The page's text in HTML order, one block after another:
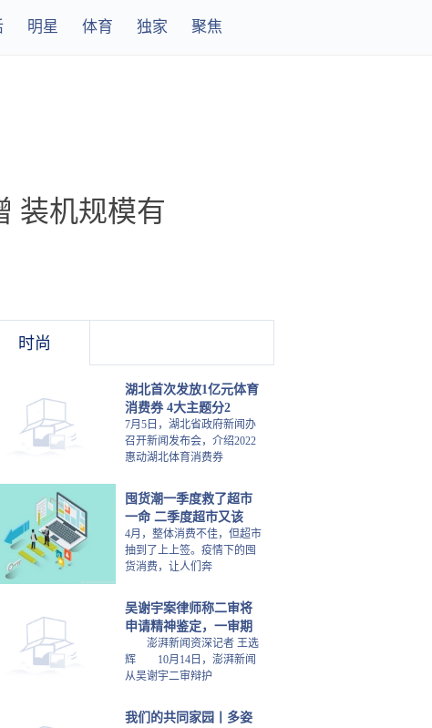
明星 体育 独家 聚焦
装机规模有
时尚
湖北首次发放1亿元体育
消费券 4大主题分2
7月5日，湖北省政府新闻办
召开新闻发布会，介绍2022
惠动湖北体育消费券
囤货潮一季度救了超市
一命 二季度超市又该
4月，整体消费不佳，但超市
抽到了上上签。疫情下的囤
货消费，让人们奔
吴谢宇案律师称二审将
申请精神鉴定，一审期
澎湃新闻资深记者 王选
辉 10月14日，澎湃新闻
从吴谢宇二审辩护
我们的共同家园丨多姿